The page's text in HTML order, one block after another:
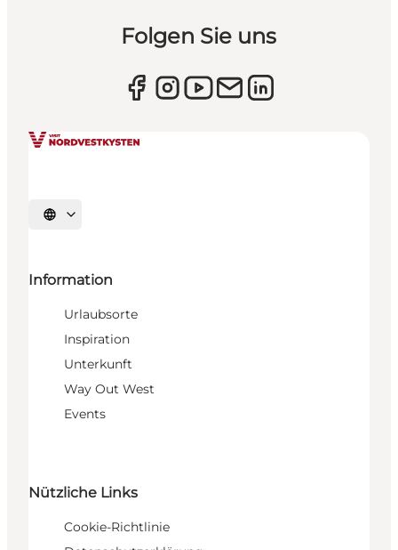
Folgen Sie uns
Sprache auswählen
Information
Urlaubsorte
Inspiration
Unterkunft
Way Out West
Events
Nützliche Links
Cookie-Richtlinie